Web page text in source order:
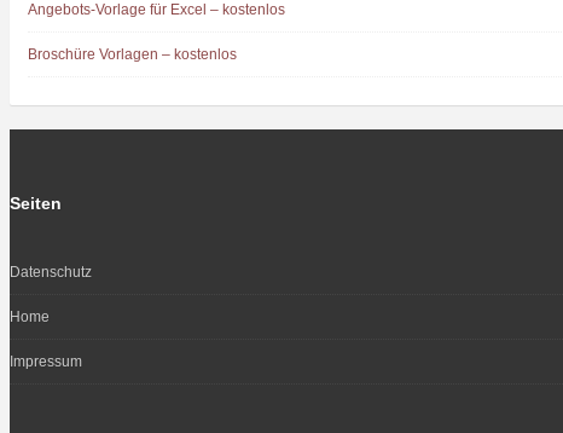
Angebots-Vorlage für Excel – kostenlos
Broschüre Vorlagen – kostenlos
Seiten
Datenschutz
Home
Impressum